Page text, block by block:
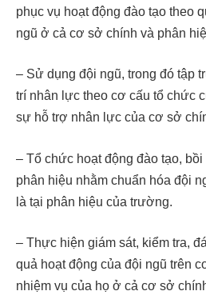
phục vụ hoạt động đào tạo theo
ngũ ở cả cơ sở chính và phân
– Sử dụng đội ngũ, trong đó tập
trí nhân lực theo cơ cấu tổ chức
sự hỗ trợ nhân lực của cơ sở
– Tổ chức hoạt động đào tạo,
phân hiệu nhằm chuẩn hóa đội
là tại phân hiệu của trường.
– Thực hiện giám sát, kiểm tra,
quả hoạt động của đội ngũ trên
nhiệm vụ của họ ở cả cơ sở